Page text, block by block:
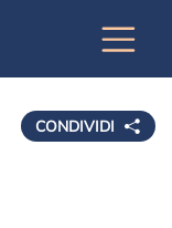
CONDIVIDI